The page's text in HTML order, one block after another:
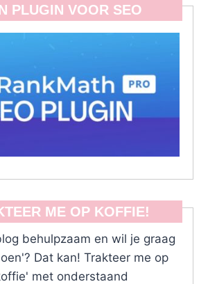
PLUGIN VOOR SEO
ME OP KOFFIE!
behulpzaam en wil je graag
Dat kan! Trakteer me op
met onderstaand